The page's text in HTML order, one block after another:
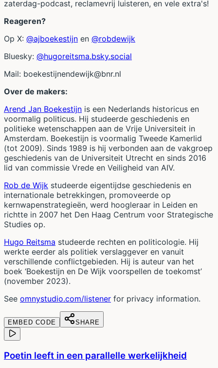
zaterdag-podcast, reclamevrij luisteren, en vele extra's!
Reageren?
Op X: @ajboekestijn en @robdewijk
Bluesky: @hugoreitsma.bsky.social
Mail: boekestijnendewijk@bnr.nl
Over de makers:
Arend Jan Boekestijn is een Nederlands historicus en
voormalig politicus. Hij studeerde geschiedenis en
politieke wetenschappen aan de Vrije Universiteit in
Amsterdam. Boekestijn is voormalig Tweede Kamerlid
(tot 2009). Sinds 1989 is hij verbonden aan de vakgroep
geschiedenis van de Universiteit Utrecht en sinds 2016
lid van commissie Vrede en Veiligheid van AIV.
Rob de Wijk studeerde eigentijdse geschiedenis en
internationale betrekkingen, promoveerde op
kernwapenstrategieën, werd hoogleraar in Leiden en
richtte in 2007 het Den Haag Centrum voor Strategische
Studies op.
Hugo Reitsma studeerde rechten en politicologie. Hij
werkte eerder als politiek verslaggever en vanuit
verschillende conflictgebieden. Hij is auteur van het
boek ‘Boekestijn en De Wijk voorspellen de toekomst’
(november 2023).
See omnystudio.com/listener for privacy information.
EMBED CODE SHARE
Poetin leeft in een parallelle werkelijkheid